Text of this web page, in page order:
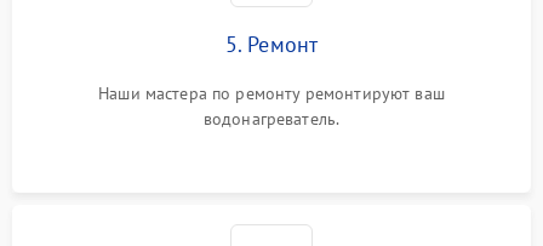
5. Ремонт
Наши мастера по ремонту ремонтируют ваш
водонагреватель.